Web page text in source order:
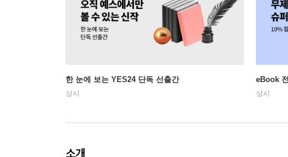
한 눈에 보는 YES24 단독 선출간
상시
eBook
상시
소개